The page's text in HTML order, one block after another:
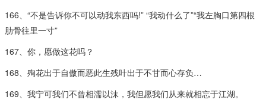
166、“不是告诉你不可以动我东西吗!” “我动什么了”“我左胸口第四根
肋骨往里一寸”
167、你，愿做这花吗？
168、殉花出于自傲而恶此生残叶出于不甘而心存负…
169、我宁可我们不曾相濡以沫，我但愿我们从来就相忘于江湖。